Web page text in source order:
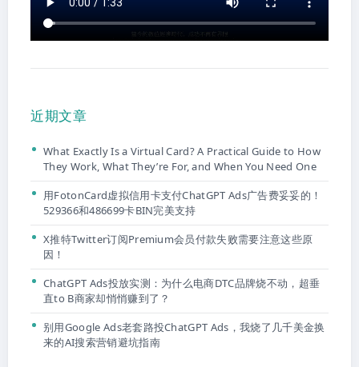
近期文章
What Exactly Is a Virtual Card? A Practical Guide to How
They Work, What They’re For, and When You Need One
用FotonCard虚拟信用卡支付ChatGPT Ads广告费妥妥的！
529366和486699卡BIN完美支持
X推特Twitter订阅Premium会员付款失败需要注意这些原
因！
ChatGPT Ads投放实测：为什么电商DTC品牌烧不动，超垂
直to B商家却悄悄赚到了？
别用Google Ads老套路投ChatGPT Ads，我烧了几千美金换
来的AI搜索营销避坑指南